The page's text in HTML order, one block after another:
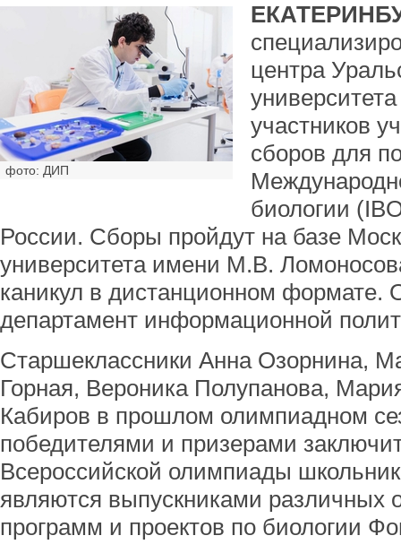
фото: ДИП
центра
участников
сборов для
биологии
России. Сборы пройдут на базе
университета имени М.В.
каникул в дистанционном формате.
департамент информационной
Старшеклассники Анна Озорнина,
Горная, Вероника Полупанова,
Кабиров в прошлом олимпиадном
победителями и призерами
Всероссийской олимпиады
являются выпускниками различных
программ и проектов по биологии